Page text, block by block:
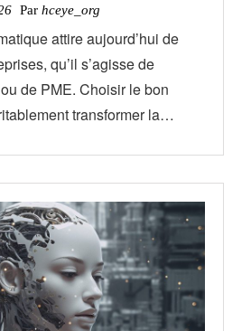
Par hceye_org
attire aujourd’hui de
qu’il s’agisse de
de PME. Choisir le bon
transformer la…